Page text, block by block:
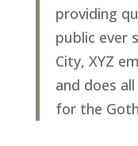
providing
public ever
City, XYZ
and does
for the